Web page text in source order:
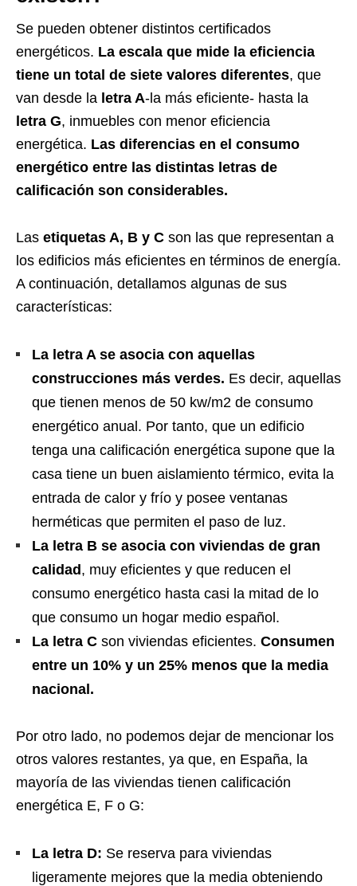
Se pueden obtener distintos certificados
energéticos. La escala que mide la eficiencia
tiene un total de siete valores diferentes, que
van desde la letra A-la más eficiente- hasta la
letra G, inmuebles con menor eficiencia
energética. Las diferencias en el consumo
energético entre las distintas letras de
calificación son considerables.
Las etiquetas A, B y C son las que representan a
los edificios más eficientes en términos de energía.
A continuación, detallamos algunas de sus
características:
La letra A se asocia con aquellas
construcciones más verdes. Es decir, aquellas
que tienen menos de 50 kw/m2 de consumo
energético anual. Por tanto, que un edificio
tenga una calificación energética supone que la
casa tiene un buen aislamiento térmico, evita la
entrada de calor y frío y posee ventanas
herméticas que permiten el paso de luz.
La letra B se asocia con viviendas de gran
calidad, muy eficientes y que reducen el
consumo energético hasta casi la mitad de lo
que consumo un hogar medio español.
La letra C son viviendas eficientes. Consumen
entre un 10% y un 25% menos que la media
nacional.
Por otro lado, no podemos dejar de mencionar los
otros valores restantes, ya que, en España, la
mayoría de las viviendas tienen calificación
energética E, F o G:
La letra D: Se reserva para viviendas
ligeramente mejores que la media obteniendo